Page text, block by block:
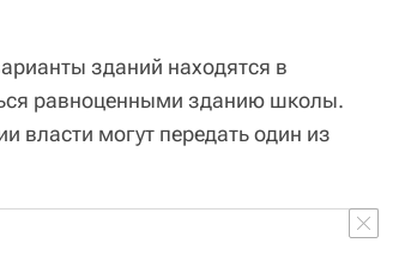
зданий находятся в
равноценными зданию школы.
власти могут передать один из